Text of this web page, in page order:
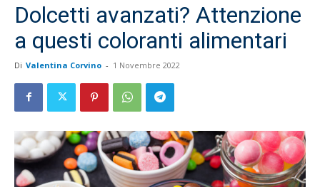
Dolcetti avanzati? Attenzione
a questi coloranti alimentari
Di Valentina Corvino - 1 Novembre 2022